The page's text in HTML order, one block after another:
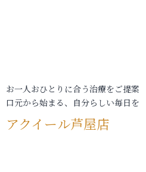
お一人おひとりに合う治療をご提案
口元から始まる、自分らしい毎日を
アクイール芦屋店